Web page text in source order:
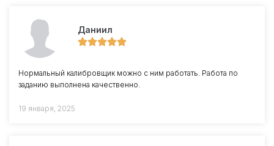
Даниил
Нормальный калибровщик можно с ним работать. Работа по
заданию выполнена качественно.
19 января, 2025